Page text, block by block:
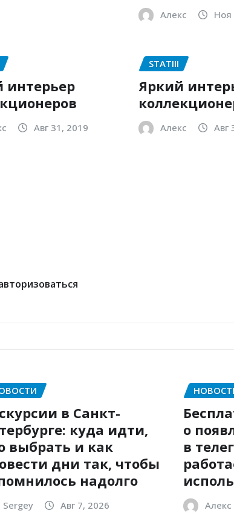
Алекс Ноя
интерьер
Авг 31, 2019
STATIII
Яркий
Алекс Авг
в Санкт-
куда идти,
выбрать и как
дни так, чтобы
надолго
Sergey Авг 7, 2026
о
в
Алекс